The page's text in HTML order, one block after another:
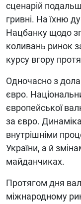
сценарій
гривні. На їхню
Нацбанку щодо
коливань ринок
курсу вгору
Одночасно з
євро.
європейської
за євро.
внутрішніми
України, а й
майданчиках.
Протягом дня
міжнародному